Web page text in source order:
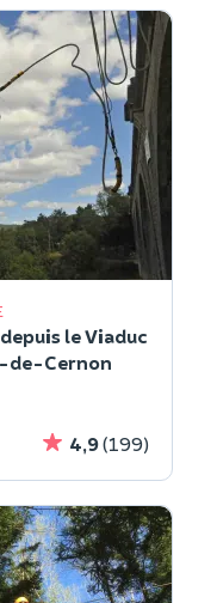
le Viaduc
de-Cernon
4,9(199)